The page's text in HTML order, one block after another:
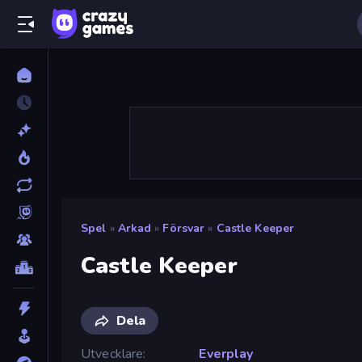
Spel » Arkad » Försvar » Castle Keeper
Castle Keeper
Dela
Utvecklare
Everplay